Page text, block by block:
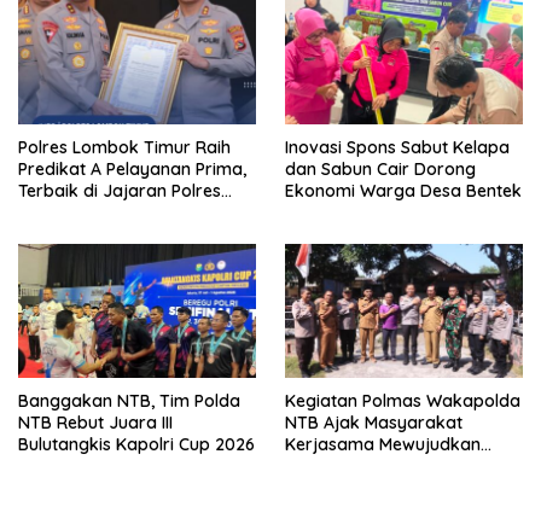
Polres Lombok Timur Raih
Predikat A Pelayanan Prima,
Terbaik di Jajaran Polres
Inovasi Spons Sabut Kelapa
dan Sabun Cair Dorong
Ekonomi Warga Desa Bentek
Banggakan NTB, Tim Polda
NTB Rebut Juara III
Bulutangkis Kapolri Cup 2026
Kegiatan Polmas Wakapolda
NTB Ajak Masyarakat
Kerjasama Mewujudkan